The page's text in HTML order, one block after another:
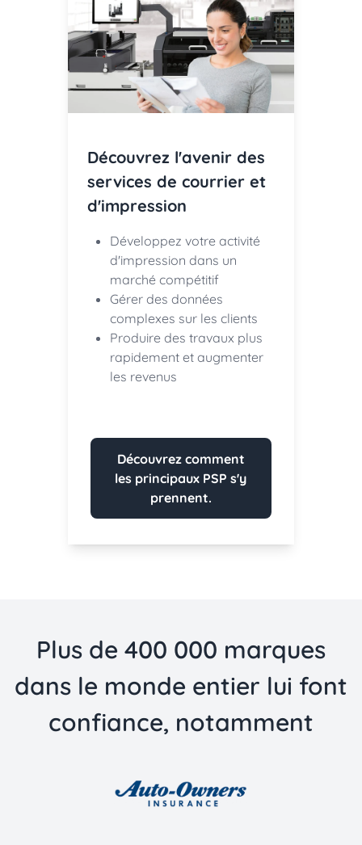
Découvrez l'avenir des
services de courrier et
d'impression
Développez votre activité
d'impression dans un
marché compétitif
Gérer des données
complexes sur les clients
Produire des travaux plus
rapidement et augmenter
les revenus
Découvrez comment
les principaux PSP s'y
prennent.
Plus de 400 000 marques
dans le monde entier lui font
confiance, notamment